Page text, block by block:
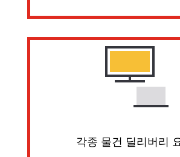
각종 물건 딜리버리